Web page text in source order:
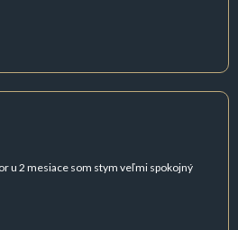
u 2 mesiace som stym veľmi spokojný